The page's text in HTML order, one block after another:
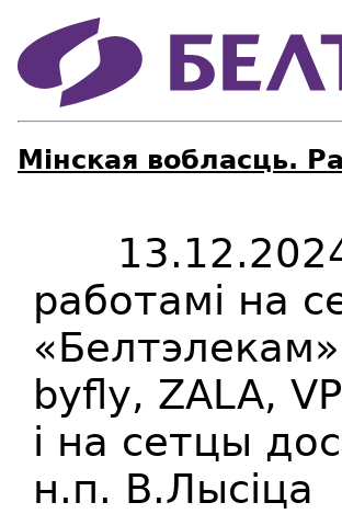
Мінская вобласць.
работамі на
byfly, ZALA,
і на сетцы
н.п. В.Лысіца